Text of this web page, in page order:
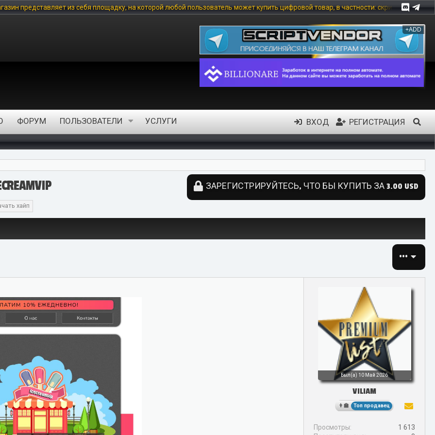
площадку, на которой любой пользователь может купить цифровой товар, в частности: скрипты, модули, шаблоны, инфо-продукты
+ADD
ФОРУМ ПОЛЬЗОВАТЕЛИ УСЛУГИ ВХОД РЕГИСТРАЦИЯ
ЗАРЕГИСТРИРУЙТЕСЬ, ЧТО БЫ КУПИТЬ ЗА 3.00 USD
хайп
•••
Был(а) 10 Май 2026
VILIAM
Топ продавец
Просмотры
1 613